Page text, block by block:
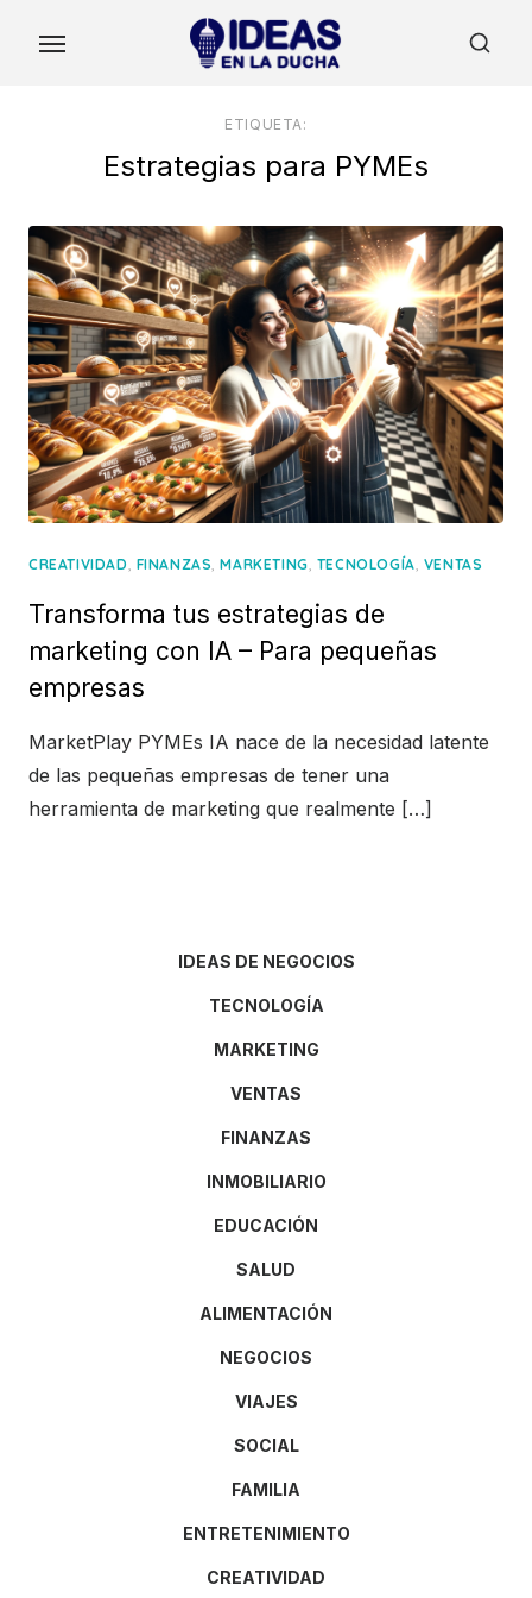
ETIQUETA:
Estrategias para PYMEs
CREATIVIDAD, FINANZAS,MARKETING, TECNOLOGÍA, VENTAS
Transforma tus estrategias de
marketing con IA – Para pequeñas
empresas
MarketPlay PYMEs IA nace de la necesidad latente
de las pequeñas empresas de tener una
herramienta de marketing que realmente […]
IDEAS DE NEGOCIOS
TECNOLOGÍA
MARKETING
VENTAS
FINANZAS
INMOBILIARIO
EDUCACIÓN
SALUD
ALIMENTACIÓN
NEGOCIOS
VIAJES
SOCIAL
FAMILIA
ENTRETENIMIENTO
CREATIVIDAD